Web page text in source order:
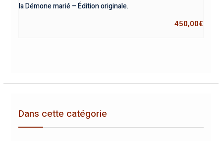
la Démone marié – Édition originale.
450,00€
Dans cette catégorie